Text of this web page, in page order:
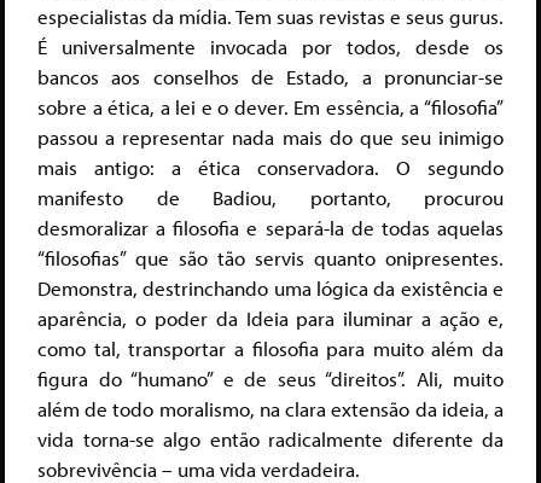
especialistas da mídia. Tem suas revistas e seus gurus.
É universalmente invocada por todos, desde os
bancos aos conselhos de Estado, a pronunciar-se
sobre a ética, a lei e o dever. Em essência, a “filosofia”
passou a representar nada mais do que seu inimigo
mais antigo: a ética conservadora. O segundo
manifesto de Badiou, portanto, procurou
desmoralizar a filosofia e separá-la de todas aquelas
“filosofias” que são tão servis quanto onipresentes.
Demonstra, destrinchando uma lógica da existência e
aparência, o poder da Ideia para iluminar a ação e,
como tal, transportar a filosofia para muito além da
figura do “humano” e de seus “direitos”. Ali, muito
além de todo moralismo, na clara extensão da ideia, a
vida torna-se algo então radicalmente diferente da
sobrevivência – uma vida verdadeira.